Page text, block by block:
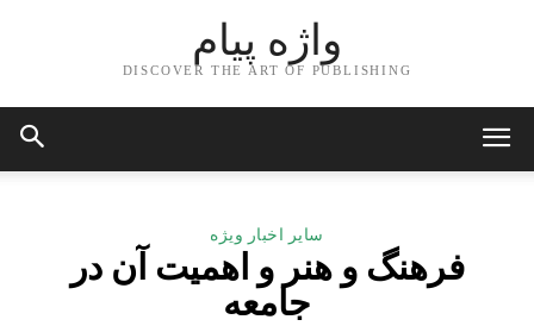
واژه پیام
DISCOVER THE ART OF PUBLISHING
سایر اخبار ویژه
فرهنگ و هنر و اهمیت آن در
جامعه